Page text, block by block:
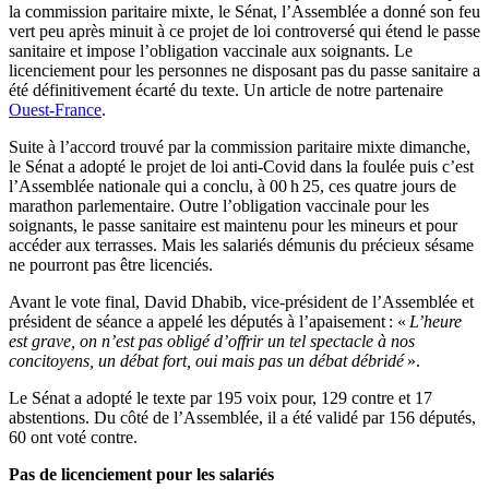
la commission paritaire mixte, le Sénat, l’Assemblée a donné son feu
vert peu après minuit à ce projet de loi controversé qui étend le passe
sanitaire et impose l’obligation vaccinale aux soignants. Le
licenciement pour les personnes ne disposant pas du passe sanitaire a
été définitivement écarté du texte. Un article de notre partenaire
Ouest-France.
Suite à l’accord trouvé par la commission paritaire mixte dimanche,
le Sénat a adopté le projet de loi anti-Covid dans la foulée puis c’est
l’Assemblée nationale qui a conclu, à 00 h 25, ces quatre jours de
marathon parlementaire. Outre l’obligation vaccinale pour les
soignants, le passe sanitaire est maintenu pour les mineurs et pour
accéder aux terrasses. Mais les salariés démunis du précieux sésame
ne pourront pas être licenciés.
Avant le vote final, David Dhabib, vice-président de l’Assemblée et
président de séance a appelé les députés à l’apaisement : « L’heure
est grave, on n’est pas obligé d’offrir un tel spectacle à nos
concitoyens, un débat fort, oui mais pas un débat débridé».
Le Sénat a adopté le texte par 195 voix pour, 129 contre et 17
abstentions. Du côté de l’Assemblée, il a été validé par 156 députés,
60 ont voté contre.
Pas de licenciement pour les salariés